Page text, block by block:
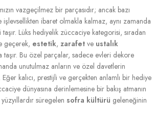
vazgeçilmez bir parçasıdır; ancak bazı
ibaret olmakla kalmaz, aynı zamanda
taşır. Lüks hediyelik züccaciye kategorisi, sıradan
geçerek, estetik, zarafet ve ustalık
taşır. Bu özel parçalar, sadece evleri dekore
unutulmaz anların ve özel davetlerin
kalıcı, prestijli ve gerçekten anlamlı bir hediye
dünyasına derinlemesine bir bakış atmanın
süregelen sofra kültürü geleneğinin